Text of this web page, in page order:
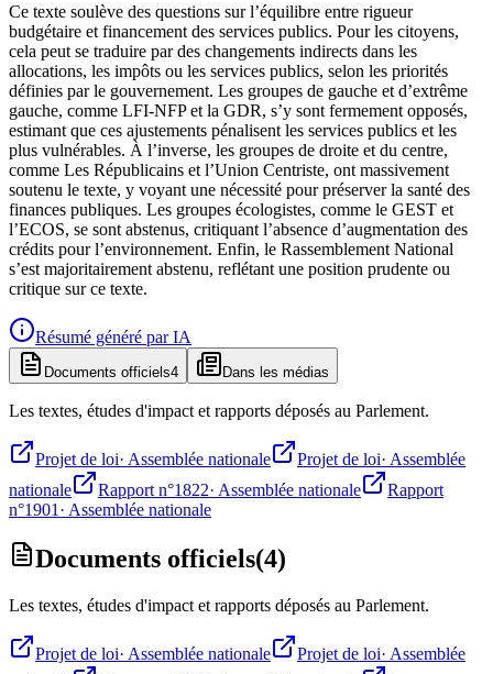
Ce texte soulève des questions sur l’équilibre entre rigueur
budgétaire et financement des services publics. Pour les citoyens,
cela peut se traduire par des changements indirects dans les
allocations, les impôts ou les services publics, selon les priorités
définies par le gouvernement. Les groupes de gauche et d’extrême
gauche, comme LFI-NFP et la GDR, s’y sont fermement opposés,
estimant que ces ajustements pénalisent les services publics et les
plus vulnérables. À l’inverse, les groupes de droite et du centre,
comme Les Républicains et l’Union Centriste, ont massivement
soutenu le texte, y voyant une nécessité pour préserver la santé des
finances publiques. Les groupes écologistes, comme le GEST et
l’ECOS, se sont abstenus, critiquant l’absence d’augmentation des
crédits pour l’environnement. Enfin, le Rassemblement National
s’est majoritairement abstenu, reflétant une position prudente ou
critique sur ce texte.
Résumé généré par IA
Documents officiels4 Dans les médias
Les textes, études d'impact et rapports déposés au Parlement.
Projet de loi· Assemblée nationale Projet de loi· Assemblée
nationale
Rapport n°1822· Assemblée nationale
Rapport
n°1901 · Assemblée nationale
Documents officiels(4)
Les textes, études d'impact et rapports déposés au Parlement.
Projet de loi· Assemblée nationale Projet de loi· Assemblée